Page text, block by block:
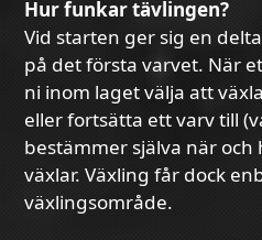
Hur funkar tävlingen?
Vid starten ger sig en
på det första varvet. När
ni inom laget välja att
eller fortsätta ett varv till
bestämmer själva när
växlar. Växling får dock
växlingsområde.